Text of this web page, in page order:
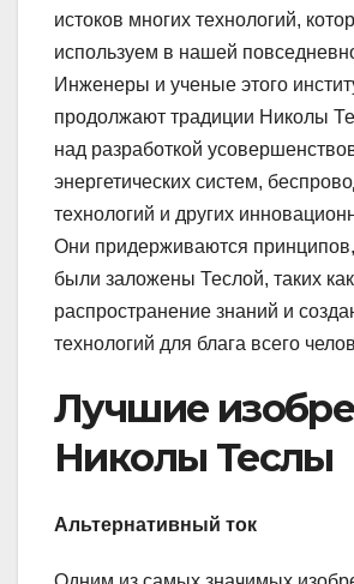
истоков многих технологий,
используем в нашей
Инженеры и ученые этого
продолжают традиции Николы
над разработкой
энергетических систем,
технологий и других
Они придерживаются
были заложены Теслой, таких
распространение знаний и
технологий для блага всего
Лучшие
Николы Теслы
Альтернативный ток